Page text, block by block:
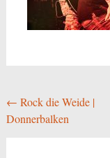
← Rock die Weide |
Donnerbalken